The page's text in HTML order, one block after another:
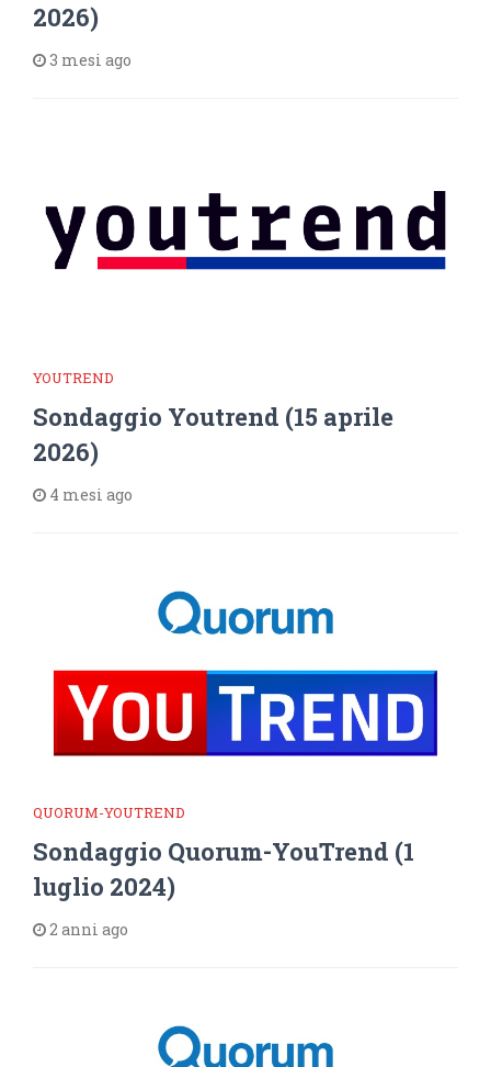
2026)
3 mesi ago
YOUTREND
Sondaggio Youtrend (15 aprile
2026)
4 mesi ago
QUORUM-YOUTREND
Sondaggio Quorum-YouTrend (1
luglio 2024)
2 anni ago